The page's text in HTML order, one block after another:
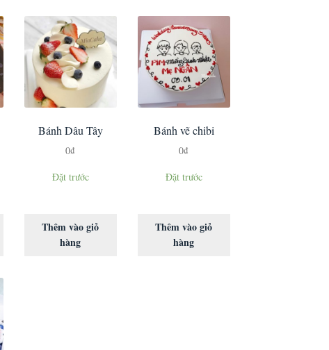
Bánh Dâu Tây
0₫
Đặt trước
Thêm vào giỏ
hàng
Bánh vẽ chibi
0₫
Đặt trước
Thêm vào giỏ
hàng